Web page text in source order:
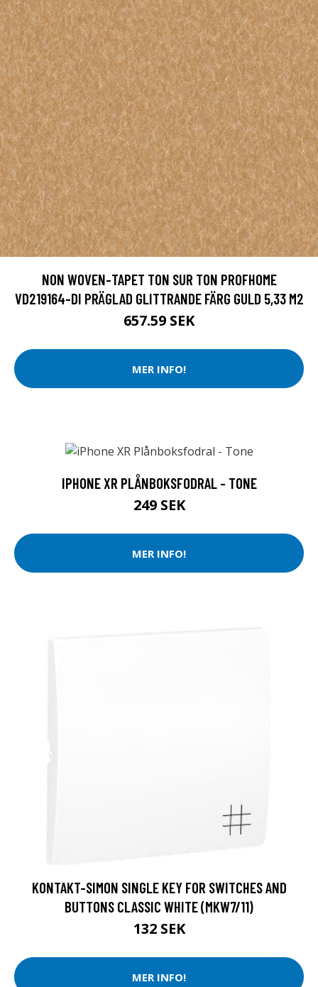
NON WOVEN-TAPET TON SUR TON PROFHOME
VD219164-DI PRÄGLAD GLITTRANDE FÄRG GULD 5,33 M2
657.59 SEK
MER INFO!
IPHONE XR PLÅNBOKSFODRAL - TONE
249 SEK
MER INFO!
KONTAKT-SIMON SINGLE KEY FOR SWITCHES AND
BUTTONS CLASSIC WHITE (MKW7/11)
132 SEK
MER INFO!